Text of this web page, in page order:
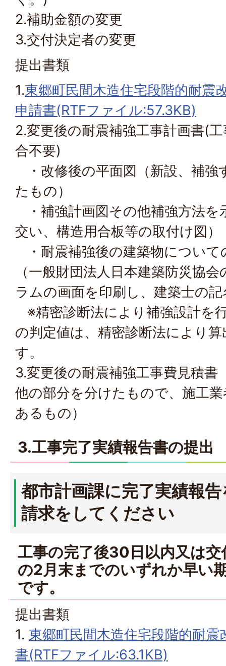
2.補助金額の変更
3.交付決定者の変更
提出書類
1.東郷町民間木造住宅段階的耐震
申請書(RTFファイル:57.3KB)
2.変更後の耐震補強工事計画書(
合不要)
・改修後の平面図（新設、補強
たもの）
・補強計画図その他補強方法を
交い、構造用合板等の取付け図）
・耐震補強後の建築物について
（一般財団法人日本建築防災協
ラムの画面を印刷し、建築士の
※精密診断法により補強設計を
の判定値は、精密診断法により
す。
3.変更後の耐震補強工事費見積書
他の部分を分けたもので、施工
あるもの）
3.工事完了実績報告書の提出
都市計画課に完了実績報
請求をしてください
工事の完了後30日以内又は
の2月末までのいずれか早い
です。
提出書類
1. 東郷町民間木造住宅段階的耐震
書(RTFファイル:63.1KB)